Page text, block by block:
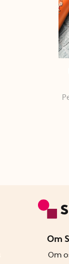
Om
Om